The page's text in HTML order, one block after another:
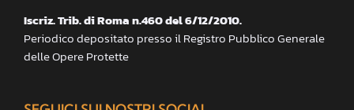
Iscriz. Trib. di Roma n.460 del 6/12/2010.
Periodico depositato presso il Registro Pubblico Generale
delle Opere Protette